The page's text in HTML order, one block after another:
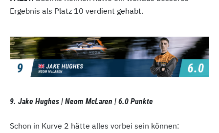
Ergebnis als Platz 10 verdient gehabt.
9. Jake Hughes | Neom McLaren | 6.0 Punkte
Schon in Kurve 2 hätte alles vorbei sein können: